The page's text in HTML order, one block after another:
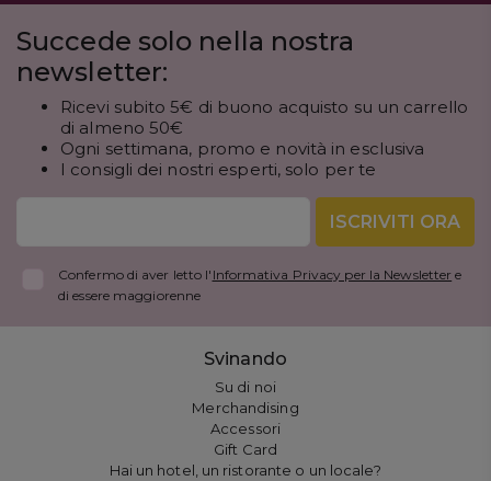
Succede solo nella nostra
newsletter:
Ricevi subito 5€ di buono acquisto su un carrello
di almeno 50€
Ogni settimana, promo e novità in esclusiva
I consigli dei nostri esperti, solo per te
ISCRIVITI ORA
Confermo di aver letto l' Informativa Privacy per la Newsletter e
di essere maggiorenne
Svinando
Su di noi
Merchandising
Accessori
Gift Card
Hai un hotel, un ristorante o un locale?